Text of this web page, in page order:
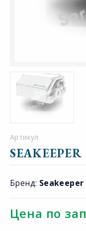
Артикул
SEAKEEPER
Бренд: Seakeeper
Цена по